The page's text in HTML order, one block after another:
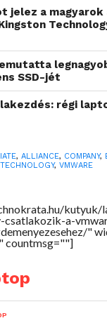
“Alliance
ingyenes,
VMware platform
bemutató
a hirdetési és
jelez a
SSD-jét
régi
, ALLIANCE, COMPANY,
TECHNOLOGY, VMWARE
csatlakozik-a-
"
countmsg=""]